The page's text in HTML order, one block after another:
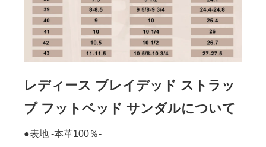
レディース ブレイデッド ストラッ
プ フットベッド サンダルについて
●表地 -本革100％-